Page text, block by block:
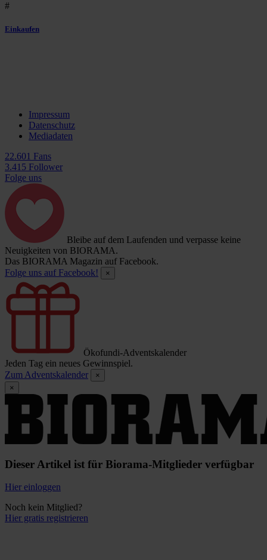
#
Einkaufen
Impressum
Datenschutz
Mediadaten
22.601 Fans
3.415 Follower
Folge uns
Bleibe auf dem Laufenden und verpasse keine
Neuigkeiten von BIORAMA.
Das BIORAMA Magazin auf Facebook.
Folge uns auf Facebook!
×
Ökofundi-Adventskalender
Jeden Tag ein neues Gewinnspiel.
Zum Adventskalender
×
×
Dieser Artikel ist für Biorama-Mitglieder verfügbar
Hier einloggen
Noch kein Mitglied?
Hier gratis registrieren